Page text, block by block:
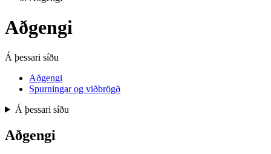
Aðgengi
Á þessari síðu
Aðgengi
Spurningar og viðbrögð
Á þessari síðu
Aðgengi